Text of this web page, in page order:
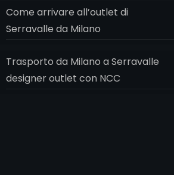
Come arrivare all’outlet di
Serravalle da Milano
Trasporto da Milano a Serravalle
designer outlet con NCC